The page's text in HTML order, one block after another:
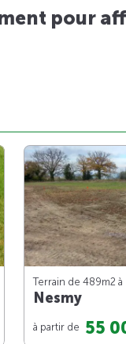
pour
Terrain de 489m2 à
Nesmy
à partir de 55